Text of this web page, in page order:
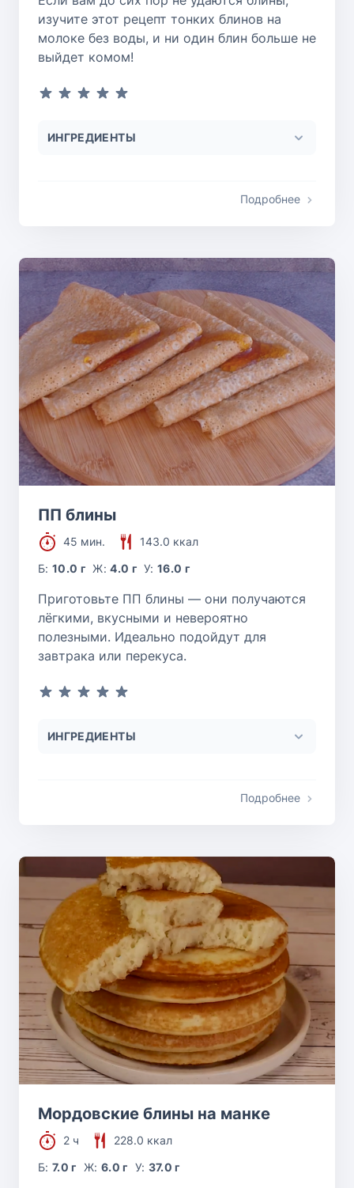
изучите этот рецепт тонких блинов на
молоке без воды, и ни один блин больше не
выйдет комом!
ИНГРЕДИЕНТЫ
Подробнее
ПП блины
45 мин.
143.0 ккал
Б:10.0 г Ж:4.0 г У:16.0 г
Приготовьте ПП блины — они получаются
лёгкими, вкусными и невероятно
полезными. Идеально подойдут для
завтрака или перекуса.
ИНГРЕДИЕНТЫ
Подробнее
Мордовские блины на манке
2 ч
228.0 ккал
Б:7.0 г Ж: 6.0 г У: 37.0 г